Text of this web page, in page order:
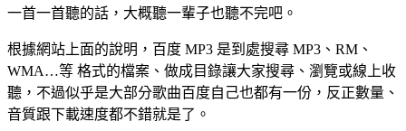
一首一首聽的話，大概聽一輩子也聽不完吧。
根據網站上面的說明，百度 MP3 是到處搜尋 MP3、RM、
WMA…等 格式的檔案、做成目錄讓大家搜尋、瀏覽或線上收
聽，不過似乎是大部分歌曲百度自己也都有一份，反正數量、
音質跟下載速度都不錯就是了。